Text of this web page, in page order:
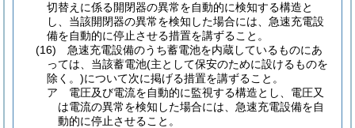
切替えに係る開閉器の異常を自動的に検知する構造と
し、当該開閉器の異常を検知した場合には、急速充電設
備を自動的に停止させる措置を講ずること。
(16)
急速充電設備のうち蓄電池を内蔵しているものにあ
っては、当該蓄電池(主として保安のために設けるものを
除く。)について次に掲げる措置を講ずること。
ア
電圧及び電流を自動的に監視する構造とし、電圧又
は電流の異常を検知した場合には、急速充電設備を自
動的に停止させること。